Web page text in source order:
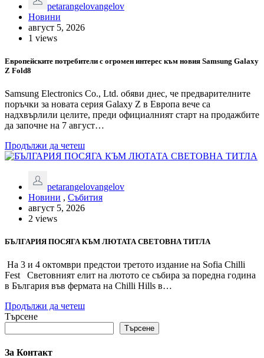
petarangelovangelov
Новини
август 5, 2026
1 views
Европейските потребители с огромен интерес към новия Samsung Galaxy
Z Fold8
Samsung Electronics Co., Ltd. обяви днес, че предварителните
поръчки за новата серия Galaxy Z в Европа вече са
надхвърлили целите, преди официалният старт на продажбите
да започне на 7 август…
Продължи да четеш
petarangelovangelov
Новини , Събития
август 5, 2026
2 views
БЪЛГАРИЯ ПОСЯГА КЪМ ЛЮТАТА СВЕТОВНА ТИТЛА
На 3 и 4 октомври предстои третото издание на Sofia Chilli
Fest Световният елит на лютото се събира за поредна година
в България във фермата на Chilli Hills в…
Продължи да четеш
Търсене
Търсене
За Контакт